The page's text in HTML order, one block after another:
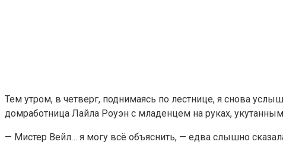
Тем утром, в четверг, поднимаясь по лестнице, я снова
домработница Лайла Роуэн с младенцем на руках, укутанным
— Мистер Вейл… я могу всё объяснить, — едва слышно